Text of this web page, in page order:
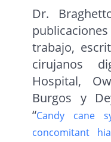
Dr.
trabajo,
cirujanos
Hospital,
Burgos y
“Candy cane
concomitant